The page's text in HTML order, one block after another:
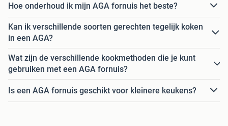
Hoe onderhoud ik mijn AGA fornuis het beste?
Kan ik verschillende soorten gerechten tegelijk koken
in een AGA?
Wat zijn de verschillende kookmethoden die je kunt
gebruiken met een AGA fornuis?
Is een AGA fornuis geschikt voor kleinere keukens?